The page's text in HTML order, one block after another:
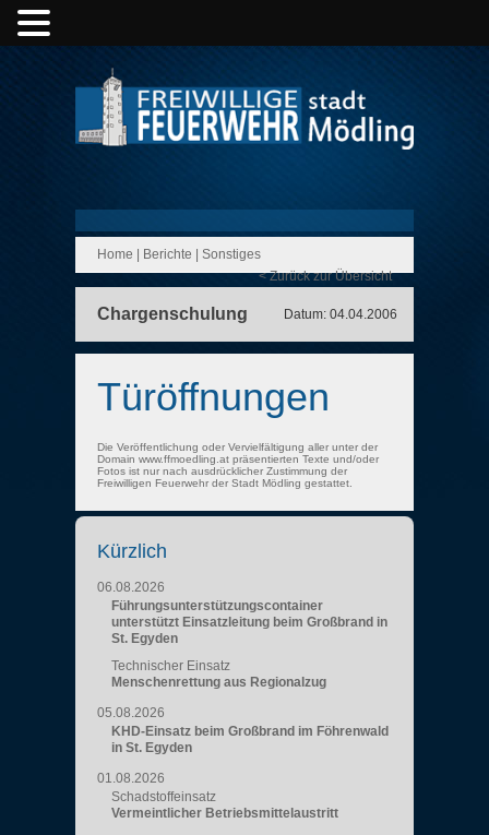
Home Berichte
Sonstiges
< Zurück zur Übersicht
Chargenschulung Datum: 04.04.2006
Türöffnungen
Die Veröffentlichung oder Vervielfältigung aller unter der
Domain www.ffmoedling.at präsentierten Texte und/oder
Fotos ist nur nach ausdrücklicher Zustimmung der
Freiwilligen Feuerwehr der Stadt Mödling gestattet.
Kürzlich
06.08.2026
Führungsunterstützungscontainer
unterstützt Einsatzleitung beim Großbrand in
St. Egyden
Technischer Einsatz
Menschenrettung aus Regionalzug
05.08.2026
KHD-Einsatz beim Großbrand im Föhrenwald
in St. Egyden
01.08.2026
Schadstoffeinsatz
Vermeintlicher Betriebsmittelaustritt